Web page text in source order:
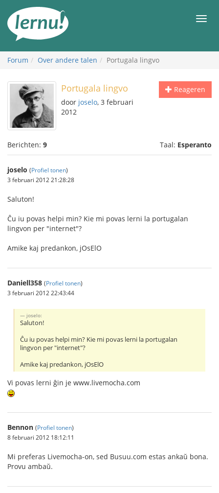
inhoud
Forum Over andere talen Portugala lingvo
Reageren
Portugala lingvo
door joselo, 3 februari
2012
Berichten: 9 Taal: Esperanto
joselo (Profiel tonen)
3 februari 2012 21:28:28
Saluton!
Ĉu iu povas helpi min? Kie mi povas lerni la portugalan
lingvon per "internet"?
Amike kaj predankon, jOsElO
Daniell358 (Profiel tonen)
3 februari 2012 22:43:44
joselo:
Saluton!
Ĉu iu povas helpi min? Kie mi povas lerni la portugalan
lingvon per "internet"?
Amike kaj predankon, jOsElO
Vi povas lerni ĝin je www.livemocha.com
Bennon (Profiel tonen)
8 februari 2012 18:12:11
Mi preferas Livemocha-on, sed Busuu.com estas ankaŭ bona.
Provu ambaŭ.